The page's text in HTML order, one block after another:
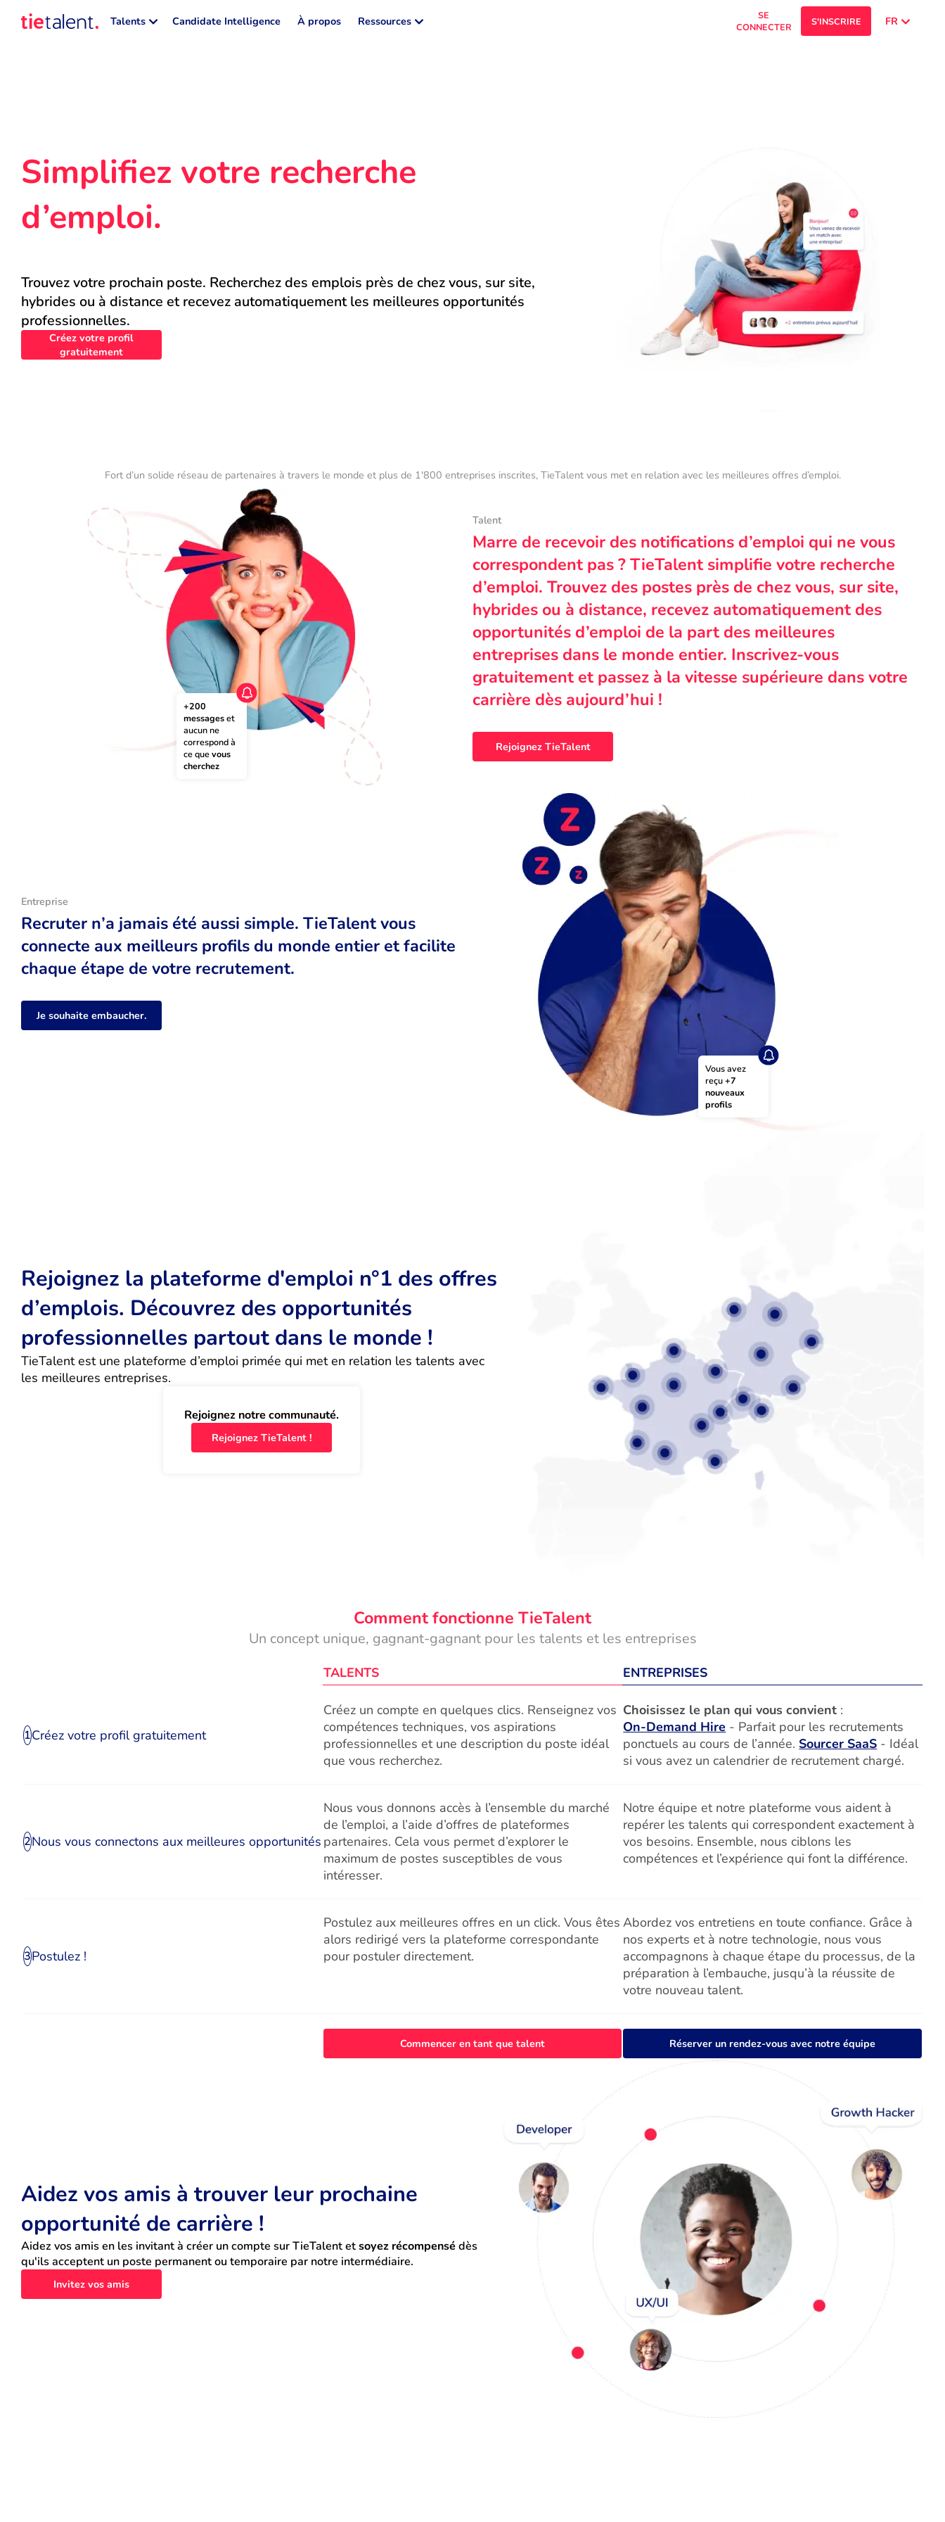
Talents Candidate Intelligence À propos Ressources
SE
CONNECTER
S'INSCRIRE FR
Simplifiez votre recherche
d’emploi.
Trouvez votre prochain poste. Recherchez des emplois près de chez vous, sur site,
hybrides ou à distance et recevez automatiquement les meilleures opportunités
professionnelles.
Créez votre profil
gratuitement
Fort d’un solide réseau de partenaires à travers le monde et plus de 1'800 entreprises inscrites, TieTalent vous met en relation avec les meilleures offres d’emploi.
+200
messages et
aucun ne
correspond à
ce que vous
cherchez
Talent
Marre de recevoir des notifications d’emploi qui ne vous
correspondent pas ? TieTalent simplifie votre recherche
d’emploi. Trouvez des postes près de chez vous, sur site,
hybrides ou à distance, recevez automatiquement des
opportunités d’emploi de la part des meilleures
entreprises dans le monde entier. Inscrivez-vous
gratuitement et passez à la vitesse supérieure dans votre
carrière dès aujourd’hui !
Rejoignez TieTalent
Vous avez
reçu +7
nouveaux
profils
Entreprise
Recruter n’a jamais été aussi simple. TieTalent vous
connecte aux meilleurs profils du monde entier et facilite
chaque étape de votre recrutement.
Je souhaite embaucher.
Rejoignez la plateforme d'emploi n°1 des offres
d’emplois. Découvrez des opportunités
professionnelles partout dans le monde !
TieTalent est une plateforme d’emploi primée qui met en relation les talents avec
les meilleures entreprises.
Rejoignez notre communauté.
Rejoignez TieTalent !
Comment fonctionne TieTalent
Un concept unique, gagnant-gagnant pour les talents et les entreprises
TALENTS ENTREPRISES
1Créez votre profil gratuitement
Créez un compte en quelques clics. Renseignez vos
compétences techniques, vos aspirations
professionnelles et une description du poste idéal
que vous recherchez.
Choisissez le plan qui vous convient :
On-Demand Hire - Parfait pour les recrutements
ponctuels au cours de l’année. Sourcer SaaS - Idéal
si vous avez un calendrier de recrutement chargé.
2Nous vous connectons aux meilleures opportunités
Nous vous donnons accès à l’ensemble du marché
de l’emploi, a l’aide d’offres de plateformes
partenaires. Cela vous permet d’explorer le
maximum de postes susceptibles de vous
intéresser.
Notre équipe et notre plateforme vous aident à
repérer les talents qui correspondent exactement à
vos besoins. Ensemble, nous ciblons les
compétences et l’expérience qui font la différence.
3Postulez !
Postulez aux meilleures offres en un click. Vous êtes
alors redirigé vers la plateforme correspondante
pour postuler directement.
Abordez vos entretiens en toute confiance. Grâce à
nos experts et à notre technologie, nous vous
accompagnons à chaque étape du processus, de la
préparation à l’embauche, jusqu’à la réussite de
votre nouveau talent.
Commencer en tant que talent Réserver un rendez-vous avec notre équipe
Aidez vos amis à trouver leur prochaine
opportunité de carrière !
Aidez vos amis en les invitant à créer un compte sur TieTalent et soyez récompensé dès
qu'ils acceptent un poste permanent ou temporaire par notre intermédiaire.
Invitez vos amis